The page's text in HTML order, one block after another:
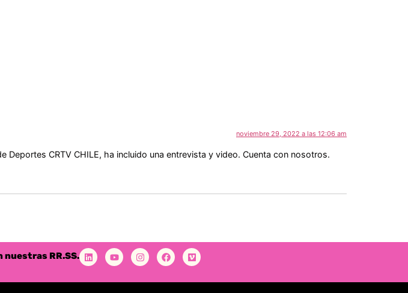
noviembre 29, 2022 a las 12:06 am
CRTV CHILE, ha incluido una entrevista y video. Cuenta con nosotros.
nuestras RR.SS.